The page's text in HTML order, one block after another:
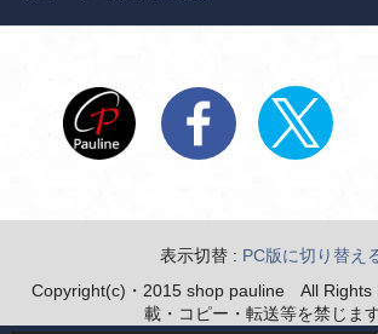
表示切替 : PC版に切り替え
Copyright(c)・2015 shop pauline All Rights
載・コピー・転送等を禁じます